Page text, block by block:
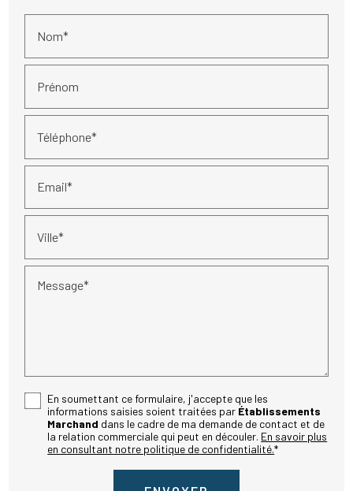
Nom*
Prénom
Téléphone*
Email*
Ville*
Message*
En soumettant ce formulaire, j'accepte que les
informations saisies soient traitées par Établissements
Marchand dans le cadre de ma demande de contact et de
la relation commerciale qui peut en découler. En savoir plus
en consultant notre politique de confidentialité.*